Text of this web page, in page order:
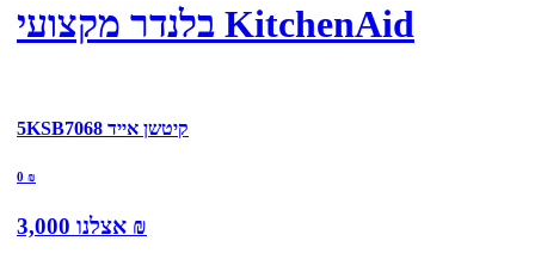
בלנדר מקצועי KitchenAid
5KSB7068 קיטשן אייד
0 ₪
אצלנו 3,000 ₪